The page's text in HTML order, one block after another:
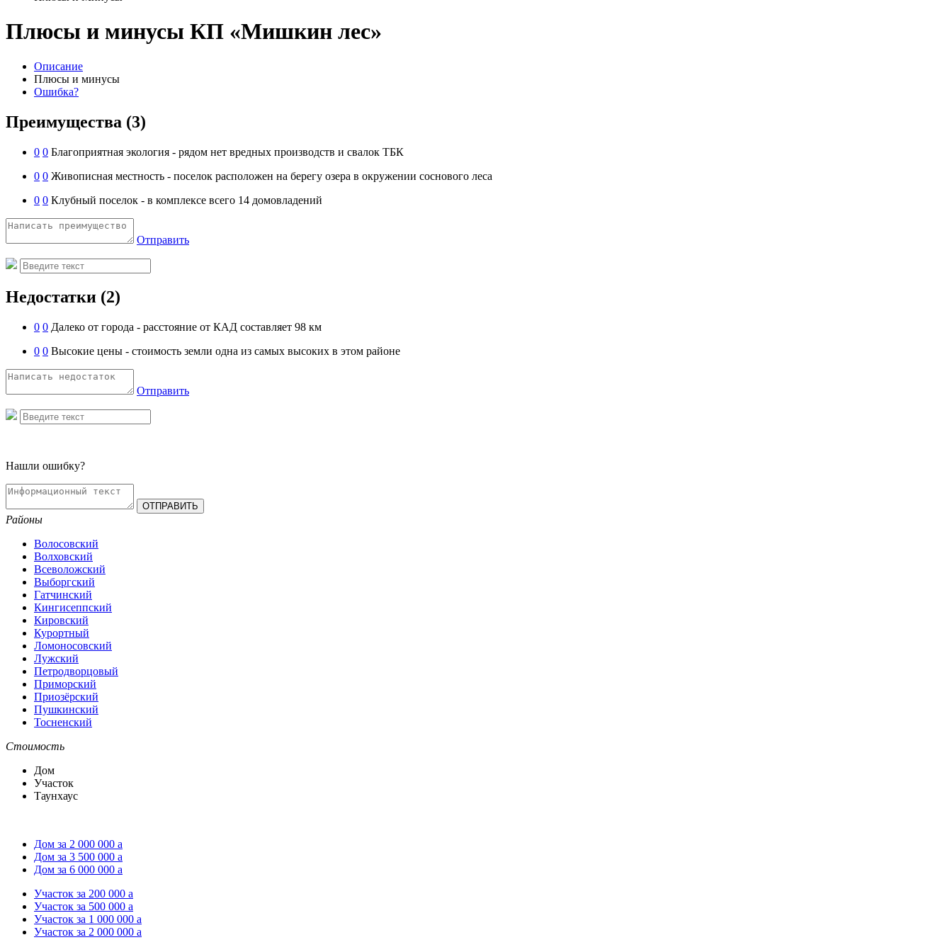
Плюсы и минусы КП «Мишкин лес»
Описание
Плюсы и минусы
Ошибка?
Преимущества (3)
0 0 Благоприятная экология - рядом нет вредных производств и свалок ТБК
0 0 Живописная местность - поселок расположен на берегу озера в окружении соснового леса
0 0 Клубный поселок - в комплексе всего 14 домовладений
Отправить
Недостатки (2)
0 0 Далеко от города - расстояние от КАД составляет 98 км
0 0 Высокие цены - стоимость земли одна из самых высоких в этом районе
Отправить
Нашли ошибку?
Районы
Волосовский
Волховский
Всеволожский
Выборгский
Гатчинский
Кингисеппский
Кировский
Курортный
Ломоносовский
Лужский
Петродворцовый
Приморский
Приозёрский
Пушкинский
Тосненский
Стоимость
Дом
Участок
Таунхаус
Дом за 2 000 000 a
Дом за 3 500 000 a
Дом за 6 000 000 a
Участок за 200 000 a
Участок за 500 000 a
Участок за 1 000 000 a
Участок за 2 000 000 a